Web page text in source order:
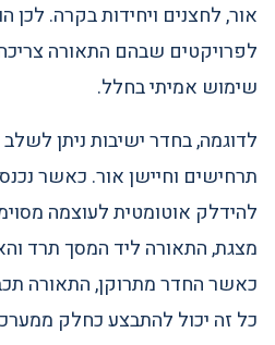
אור, לחצנים ויחידות בקרה. לכן
לפרויקטים שבהם התאורה
שימוש אמיתי בחלל.
לדוגמה, בחדר ישיבות ניתן לשלב
תרחישים וחיישן אור. כאשר
להידלק אוטומטית לעוצמה
מצגת, התאורה ליד המסך תרד
כאשר החדר מתרוקן, התאורה
כל זה יכול להתבצע כחלק